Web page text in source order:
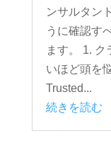
ンサルタン
うに確認す
ます。 1.
いほど頭を
Trusted...
続きを読む